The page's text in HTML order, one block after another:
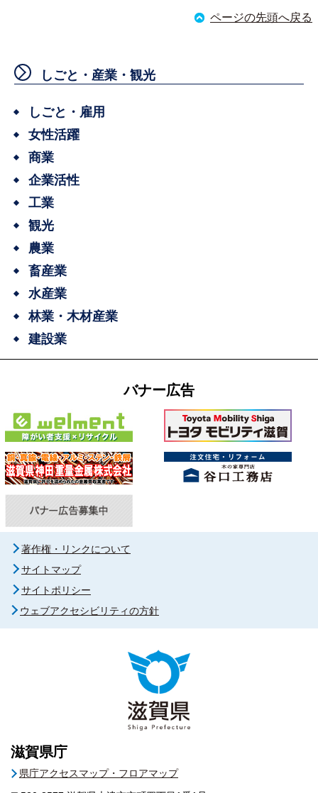
ページの先頭へ戻る
しごと・産業・観光
しごと・雇用
女性活躍
商業
企業活性
工業
観光
農業
畜産業
水産業
林業・木材産業
建設業
バナー広告
著作権・リンクについて
サイトマップ
サイトポリシー
ウェブアクセシビリティの方針
滋賀県庁
県庁アクセスマップ・フロアマップ